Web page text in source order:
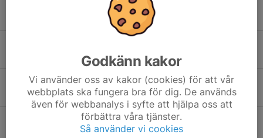
SAIK önskar er en riktigt fin sommar! ☀️
18 jun, 18:06 0
Tillsammans i sorg och omtanke
13 jun, 12:34 4
Till våra studenter 🥳
12 jun, 08:56 0
Godkänn kakor
Vi använder oss av kakor (cookies) för att vår
webbplats ska fungera bra för dig. De används
även för webbanalys i syfte att hjälpa oss att
förbättra våra tjänster.
Så använder vi cookies